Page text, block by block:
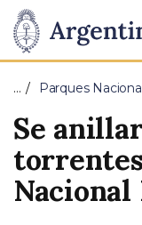
Presidencia
de
la
Nación
Pasar al
… Parques
Se
Nacional